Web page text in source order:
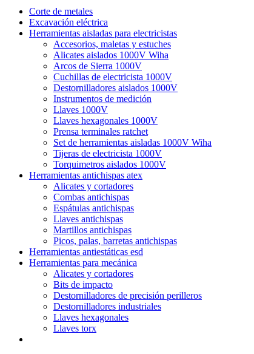
Corte de metales
Excavación eléctrica
Herramientas aisladas para electricistas
Accesorios, maletas y estuches
Alicates aislados 1000V Wiha
Arcos de Sierra 1000V
Cuchillas de electricista 1000V
Destornilladores aislados 1000V
Instrumentos de medición
Llaves 1000V
Llaves hexagonales 1000V
Prensa terminales ratchet
Set de herramientas aisladas 1000V Wiha
Tijeras de electricista 1000V
Torquimetros aislados 1000V
Herramientas antichispas atex
Alicates y cortadores
Combas antichispas
Espátulas antichispas
Llaves antichispas
Martillos antichispas
Picos, palas, barretas antichispas
Herramientas antiestáticas esd
Herramientas para mecánica
Alicates y cortadores
Bits de impacto
Destornilladores de precisión perilleros
Destornilladores industriales
Llaves hexagonales
Llaves torx